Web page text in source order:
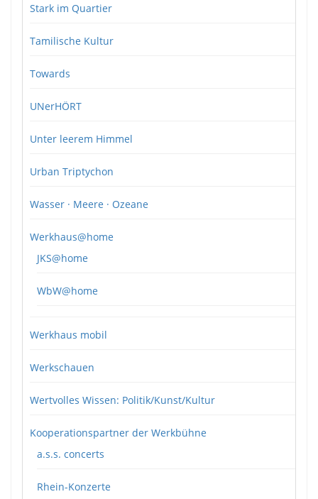
Stark im Quartier
Tamilische Kultur
Towards
UNerHÖRT
Unter leerem Himmel
Urban Triptychon
Wasser · Meere · Ozeane
Werkhaus@home
JKS@home
WbW@home
Werkhaus mobil
Werkschauen
Wertvolles Wissen: Politik/Kunst/Kultur
Kooperationspartner der Werkbühne
a.s.s. concerts
Rhein-Konzerte